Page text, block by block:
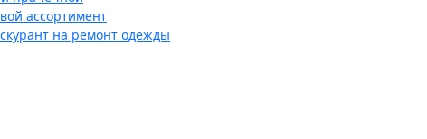
ассортимент
на ремонт одежды